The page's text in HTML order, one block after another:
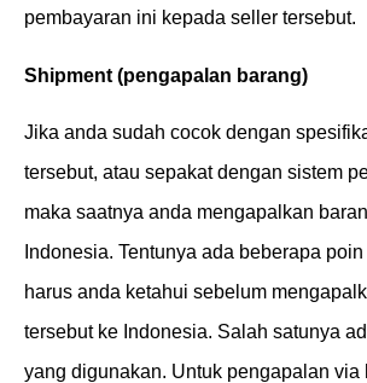
pembayaran ini kepada seller tersebut.
Shipment (pengapalan barang)
Jika anda sudah cocok dengan
tersebut, atau sepakat dengan sistem
maka saatnya anda mengapalkan
Indonesia. Tentunya ada beberapa
harus anda ketahui sebelum
tersebut ke Indonesia. Salah satunya
yang digunakan. Untuk pengapalan via